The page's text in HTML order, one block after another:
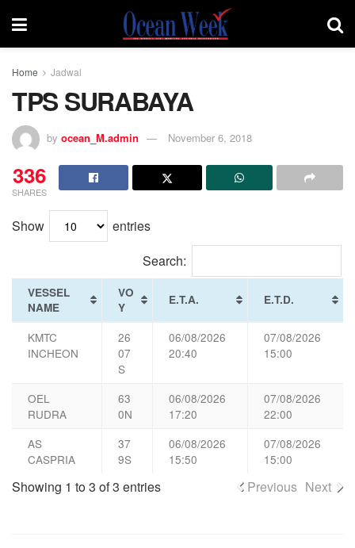
Home Jadwal
TPS SURABAYA
by ocean_M.admin November 6, 2018
336
SHARES
Show
entries
Search:
VESSEL
NAME
VO
Y
E.T.A. E.T.D.
KMTC
INCHEON
26
07
S
06/08/2026
20:40
07/08/2026
15:00
OEL
RUDRA
63
0N
06/08/2026
17:20
07/08/2026
22:00
AS
CASPRIA
37
9S
06/08/2026
15:50
07/08/2026
15:00
Showing 1 to 3 of 3 entries Previous Next